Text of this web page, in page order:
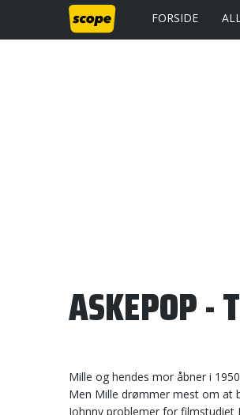
FORSIDE
ASKEPOP -
Mille og hendes mor åbner i
Men Mille drømmer mest om at
Johnny problemer for filmstudiet